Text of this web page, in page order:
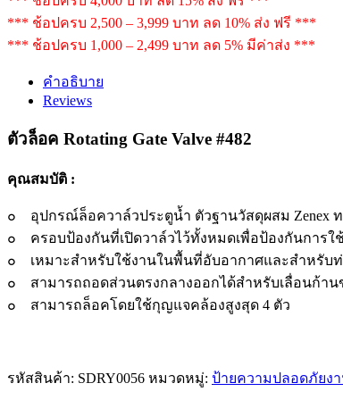
*** ช้อปครบ 2,500 – 3,999 บาท ลด 10% ส่ง ฟรี ***
*** ช้อปครบ 1,000 – 2,499 บาท ลด 5% มีค่าส่ง ***
คำอธิบาย
Reviews
ตัวล็อค Rotating Gate Valve #482
คุณสมบัติ :
๐ อุปกรณ์ล็อควาล์วประตูน้ำ ตัวฐานวัสดุผสม Zenex ท
๐ ครอบป้องกันที่เปิดวาล์วไว้ทั้งหมดเพื่อป้องกันการใ
๐ เหมาะสำหรับใช้งานในพื้นที่อับอากาศและสำหรับ
๐ สามารถถอดส่วนตรงกลางออกได้สำหรับเลื่อนก้าน
๐ สามารถล็อคโดยใช้กุญแจคล้องสูงสุด 4 ตัว
รหัสสินค้า: SDRY0056 หมวดหมู่: ป้ายความปลอดภัยงา